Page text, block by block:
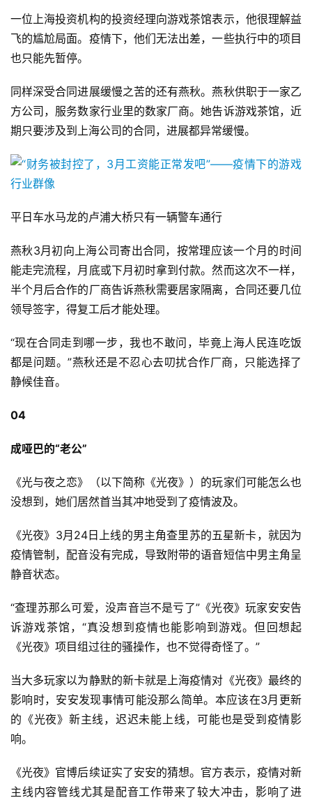
0
2
第
十
三
金
茶
奖
7
月
3
日
游
接
会
上
海
站
中
文
(
国
)
一位上海投资机构的投资经理向游戏茶馆表示，他很理解益
飞的尴尬局面。疫情下，他们无法出差，一些执行中的项目
也只能先暂停。
同样深受合同进展缓慢之苦的还有燕秋。燕秋供职于一家乙
方公司，服务数家行业里的数家厂商。她告诉游戏茶馆，近
期只要涉及到上海公司的合同，进展都异常缓慢。
平日车水马龙的卢浦大桥只有一辆警车通行
燕秋3月初向上海公司寄出合同，按常理应该一个月的时间
能走完流程，月底或下月初时拿到付款。然而这次不一样，
半个月后合作的厂商告诉燕秋需要居家隔离，合同还要几位
领导签字，得复工后才能处理。
“现在合同走到哪一步，我也不敢问，毕竟上海人民连吃饭
都是问题。”燕秋还是不忍心去叨扰合作厂商，只能选择了
静候佳音。
04
成哑巴的“老公”
《光与夜之恋》（以下简称《光夜》）的玩家们可能怎么也
没想到，她们居然首当其冲地受到了疫情波及。
《光夜》3月24日上线的男主角查里苏的五星新卡，就因为
疫情管制，配音没有完成，导致附带的语音短信中男主角呈
静音状态。
“查理苏那么可爱，没声音岂不是亏了”《光夜》玩家安安告
诉游戏茶馆，“真没想到疫情也能影响到游戏。但回想起
《光夜》项目组过往的骚操作，也不觉得奇怪了。”
当大多玩家以为静默的新卡就是上海疫情对《光夜》最终的
影响时，安安发现事情可能没那么简单。本应该在3月更新
的《光夜》新主线，迟迟未能上线，可能也是受到疫情影
响。
《光夜》官博后续证实了安安的猜想。官方表示，疫情对新
主线内容管线尤其是配音工作带来了较大冲击，影响了进